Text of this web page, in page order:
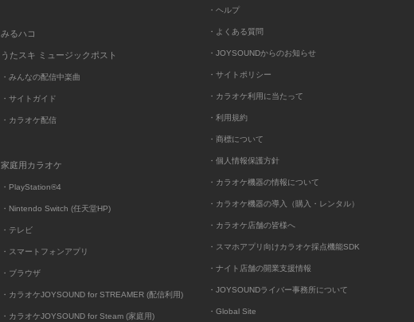
みるハコ
うたスキ ミュージックポスト
・みんなの配信中楽曲
・サイトガイド
・カラオケ配信
家庭用カラオケ
・PlayStation®4
・Nintendo Switch (任天堂HP)
・テレビ
・スマートフォンアプリ
・ブラウザ
・カラオケJOYSOUND for STREAMER (配信利用)
・カラオケJOYSOUND for Steam (家庭用)
・ヘルプ
・よくある質問
・JOYSOUNDからのお知らせ
・サイトポリシー
・カラオケ利用に当たって
・利用規約
・商標について
・個人情報保護方針
・カラオケ機器の情報について
・カラオケ機器の導入（購入・レンタル）
・カラオケ店舗の皆様へ
・スマホアプリ向けカラオケ採点機能SDK
・ナイト店舗の開業支援情報
・JOYSOUNDライバー事務所について
・Global Site